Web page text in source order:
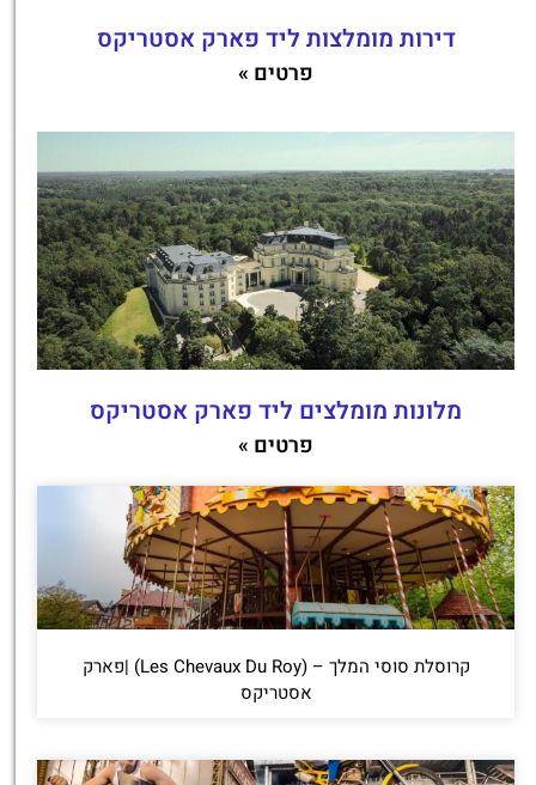
דירות מומלצות ליד פארק אסטריקס
פרטים »
מלונות מומלצים ליד פארק אסטריקס
פרטים »
קרוסלת סוסי המלך – (Les Chevaux Du Roy) |פארק
אסטריקס